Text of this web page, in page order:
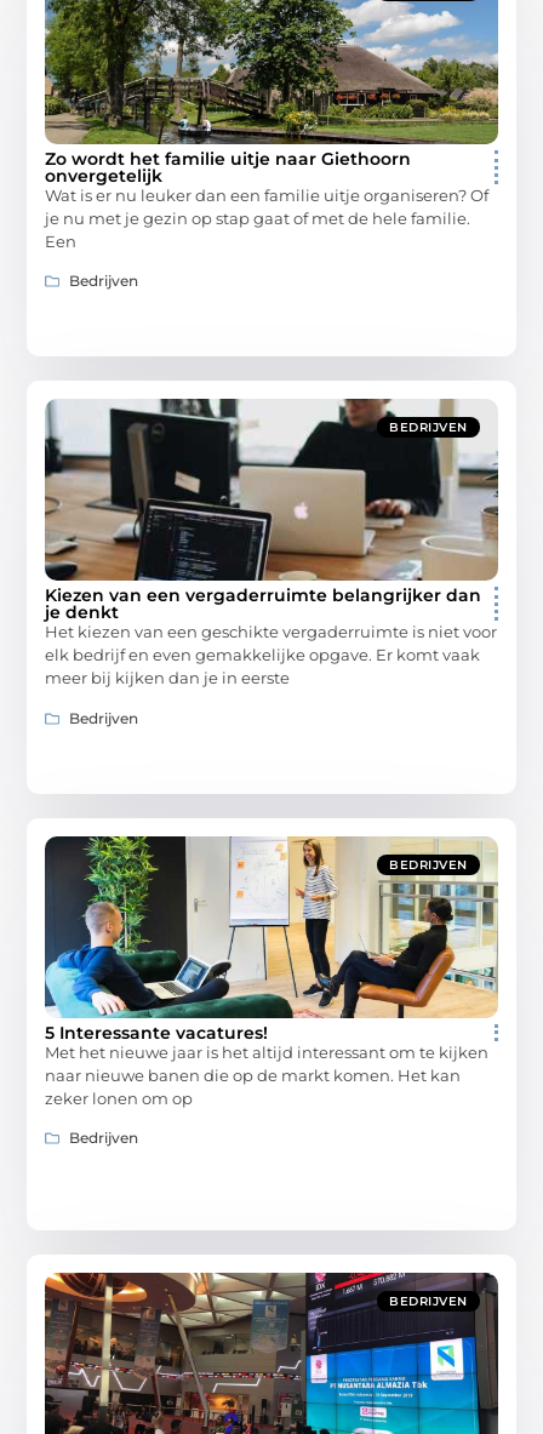
Zo wordt het familie uitje naar Giethoorn
onvergetelijk
Wat is er nu leuker dan een familie uitje organiseren? Of
je nu met je gezin op stap gaat of met de hele familie.
Een
Bedrijven
BEDRIJVEN
Kiezen van een vergaderruimte belangrijker dan
je denkt
Het kiezen van een geschikte vergaderruimte is niet voor
elk bedrijf en even gemakkelijke opgave. Er komt vaak
meer bij kijken dan je in eerste
Bedrijven
BEDRIJVEN
5 Interessante vacatures!
Met het nieuwe jaar is het altijd interessant om te kijken
naar nieuwe banen die op de markt komen. Het kan
zeker lonen om op
Bedrijven
BEDRIJVEN